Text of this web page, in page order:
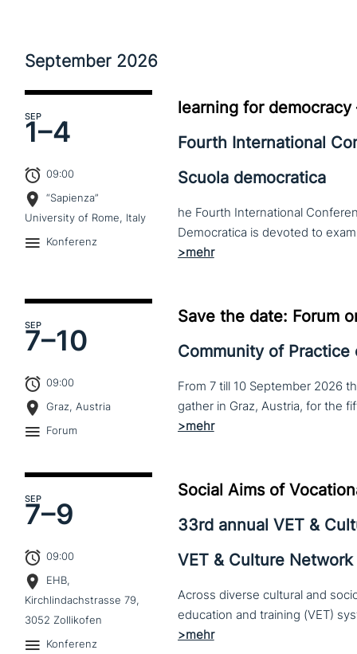
September 2026
SEP
1–4
09:00
“Sapienza”
University of Rome, Italy
Konferenz
learning for
Fourth International
Scuola democratica
he Fourth International
SEP
7–10
09:00
Graz, Austria
Forum
Save the date: Forum
Community of Practice
From 7 till 10 September 2026
SEP
7–9
09:00
EHB,
Kirchlindachstrasse 79,
3052 Zollikofen
Konferenz
Social Aims of
33rd annual VET &
VET & Culture Network
Across diverse cultural and